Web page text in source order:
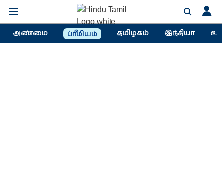
அண்மை ப்ரீமியம் தமிழகம் இந்தியா